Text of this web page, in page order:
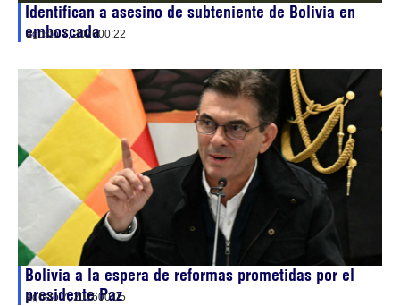
Identifican a asesino de subteniente de Bolivia en
emboscada
agosto 7, 202600:22
Bolivia a la espera de reformas prometidas por el
presidente Paz
agosto 7, 202600:05